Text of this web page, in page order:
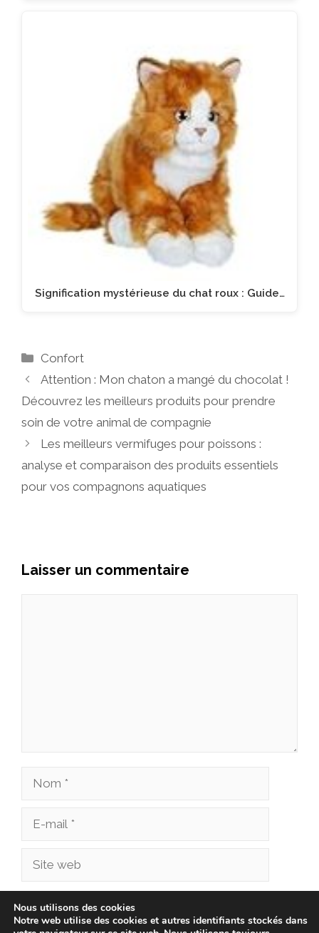
Signification mystérieuse du chat roux : Guide…
Catégories
Confort
Attention : Mon chaton a mangé du chocolat !
Découvrez les meilleurs produits pour prendre
soin de votre animal de compagnie
Les meilleurs vermifuges pour poissons :
analyse et comparaison des produits essentiels
pour vos compagnons aquatiques
Laisser un commentaire
Nom
Site
Enregistrer mon nom, mon e-mail et mon site
dans le navigateur pour mon prochain
Nous utilisons des cookies
Notre web utilise des cookies et autres identifiants stockés dans